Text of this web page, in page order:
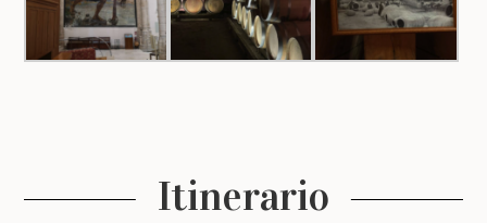
Itinerario